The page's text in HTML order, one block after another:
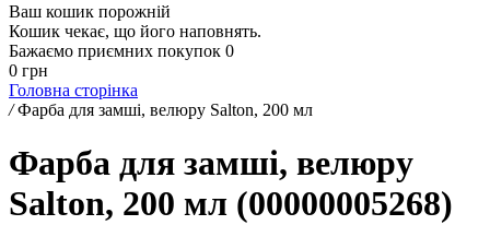
Ваш кошик порожній
Кошик чекає, що його наповнять.
Бажаємо приємних покупок 0
0 грн
Головна сторінка
/ Фарба для замші, велюру Salton, 200 мл
Фарба для замші, велюру
Salton, 200 мл (00000005268)